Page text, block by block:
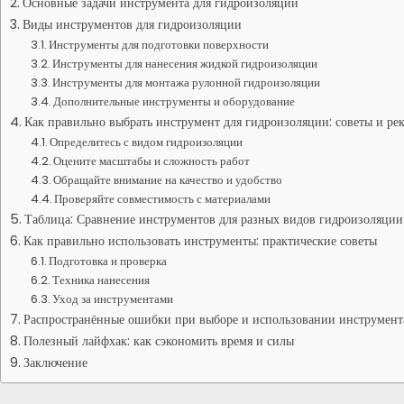
Виды инструментов для гидроизоляции
Инструменты для подготовки поверхности
Инструменты для нанесения жидкой гидроизоляции
Инструменты для монтажа рулонной гидроизоляции
Дополнительные инструменты и оборудование
Как правильно выбрать инструмент для гидроизоляции: советы и
Определитесь с видом гидроизоляции
Оцените масштабы и сложность работ
Обращайте внимание на качество и удобство
Проверяйте совместимость с материалами
Таблица: Сравнение инструментов для разных видов гидроизоляции
Как правильно использовать инструменты: практические советы
Подготовка и проверка
Техника нанесения
Уход за инструментами
Распространённые ошибки при выборе и использовании
Полезный лайфхак: как сэкономить время и силы
Заключение